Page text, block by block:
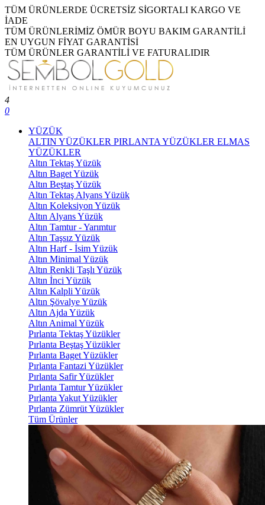
TÜM ÜRÜNLERDE ÜCRETSİZ SİGORTALI KARGO VE
İADE
TÜM ÜRÜNLERİMİZ ÖMÜR BOYU BAKIM GARANTİLİ
EN UYGUN FİYAT GARANTİSİ
TÜM ÜRÜNLER GARANTİLİ VE FATURALIDIR
4
0
YÜZÜK
ALTIN YÜZÜKLER PIRLANTA YÜZÜKLER ELMAS
YÜZÜKLER
Altın Tektaş Yüzük
Altın Baget Yüzük
Altın Beştaş Yüzük
Altın Tektaş Alyans Yüzük
Altın Koleksiyon Yüzük
Altın Alyans Yüzük
Altın Tamtur - Yarımtur
Altın Taşsız Yüzük
Altın Harf - İsim Yüzük
Altın Minimal Yüzük
Altın Renkli Taşlı Yüzük
Altın İnci Yüzük
Altın Kalpli Yüzük
Altın Şövalye Yüzük
Altın Ajda Yüzük
Altın Animal Yüzük
Pırlanta Tektaş Yüzükler
Pırlanta Beştaş Yüzükler
Pırlanta Baget Yüzükler
Pırlanta Fantazi Yüzükler
Pırlanta Safir Yüzükler
Pırlanta Tamtur Yüzükler
Pırlanta Yakut Yüzükler
Pırlanta Zümrüt Yüzükler
Tüm Ürünler